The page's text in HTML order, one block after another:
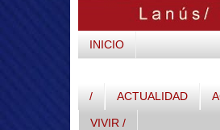
INICIO
/ ACTUALIDAD
VIVIR /